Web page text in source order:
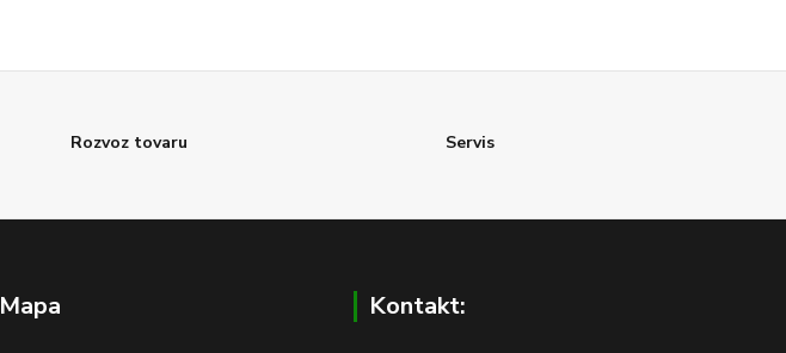
Rozvoz tovaru Servis
Mapa Kontakt: